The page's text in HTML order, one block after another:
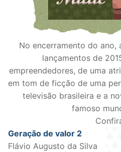
No encerramento do ano,
lançamentos de
empreendedores, de uma
em tom de ficção de uma
televisão brasileira e a
famoso
Geração de valor 2
Flávio Augusto da Silva